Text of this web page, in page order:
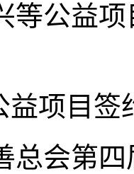
等公益
益项目
会第四